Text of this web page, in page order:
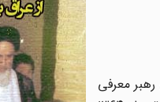
فقیهی که خبرگان به موجب اصل ۱۰۷ او را به‌عنوان رهبر معرفی